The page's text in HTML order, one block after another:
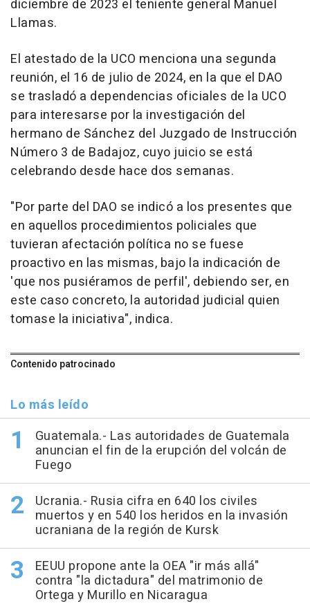
diciembre de 2023 el teniente general Manuel
Llamas.
El atestado de la UCO menciona una segunda
reunión, el 16 de julio de 2024, en la que el DAO
se trasladó a dependencias oficiales de la UCO
para interesarse por la investigación del
hermano de Sánchez del Juzgado de Instrucción
Número 3 de Badajoz, cuyo juicio se está
celebrando desde hace dos semanas.
"Por parte del DAO se indicó a los presentes que
en aquellos procedimientos policiales que
tuvieran afectación política no se fuese
proactivo en las mismas, bajo la indicación de
'que nos pusiéramos de perfil', debiendo ser, en
este caso concreto, la autoridad judicial quien
tomase la iniciativa", indica.
Contenido patrocinado
Lo más leído
Guatemala.- Las autoridades de Guatemala
anuncian el fin de la erupción del volcán de
Fuego
Ucrania.- Rusia cifra en 640 los civiles
muertos y en 540 los heridos en la invasión
ucraniana de la región de Kursk
EEUU propone ante la OEA "ir más allá"
contra "la dictadura" del matrimonio de
Ortega y Murillo en Nicaragua